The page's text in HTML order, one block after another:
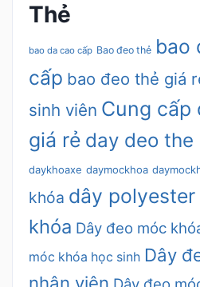
Thẻ
bao da cao cấp Bao đeo thẻ bao
cấp bao đeo thẻ giá
sinh viên Cung cấp
giá rẻ day deo the
daykhoaxe daymockhoa
khóa dây polyester
khóa Dây đeo móc
móc khóa học sinh Dây